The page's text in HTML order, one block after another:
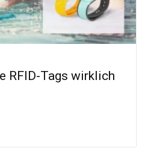
RFID-Tags wirklich